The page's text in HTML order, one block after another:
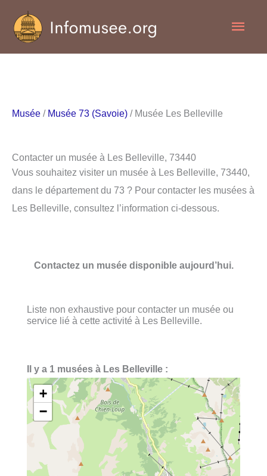
contenu
Musée / Musée 73 (Savoie) / Musée Les Belleville
Contacter un musée à Les Belleville, 73440
Vous souhaitez visiter un musée à Les Belleville, 73440,
dans le département du 73 ? Pour contacter les musées à
Les Belleville, consultez l’information ci-dessous.
Contactez un musée disponible aujourd’hui.
Liste non exhaustive pour contacter un musée ou
service lié à cette activité à Les Belleville.
Il y a 1 musées à Les Belleville :
+
−